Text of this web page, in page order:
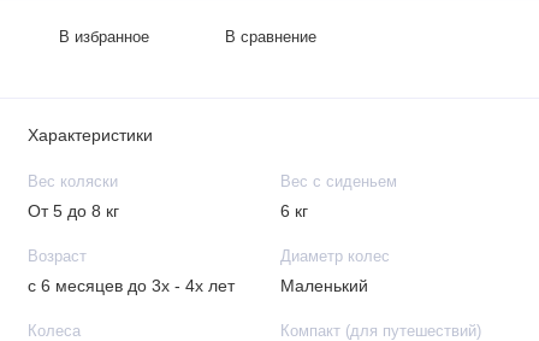
В избранное В сравнение
Характеристики
Вес коляски
От 5 до 8 кг
Вес с сиденьем
6 кг
Возраст
с 6 месяцев до 3х - 4х лет
Диаметр колес
Маленький
Колеса Компакт (для путешествий)